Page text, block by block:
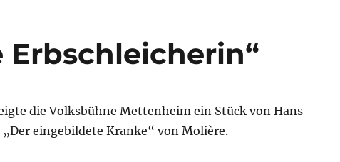
Erbschleicherin“
die Volksbühne Mettenheim ein Stück von Hans
eingebildete Kranke“ von Molière.